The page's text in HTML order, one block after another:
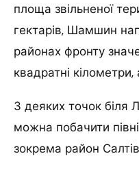
площа звільненої
гектарів, Шамшин
районах фронту
квадратні кілометри,
З деяких точок біля
можна побачити
зокрема район